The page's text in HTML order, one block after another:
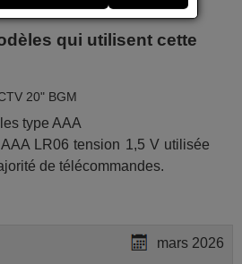
qui utilisent cette
20" BGM
type AAA
LR06 tension 1,5 V utilisée
de télécommandes.
mars 2026